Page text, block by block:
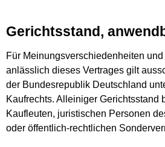
Gerichtsstand,
Für Meinungsverschiedenheiten
anlässlich dieses Vertrages gilt
der Bundesrepublik Deutschland
Kaufrechts. Alleiniger Gerichtsstand
Kaufleuten, juristischen Personen
oder öffentlich-rechtlichen